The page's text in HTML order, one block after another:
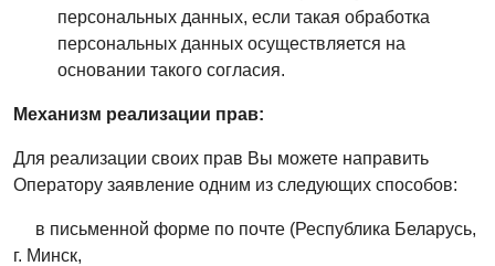
персональных данных, если такая обработка
персональных данных осуществляется на
основании такого согласия.
Механизм реализации прав:
Для реализации своих прав Вы можете направить
Оператору заявление одним из следующих способов:
в письменной форме по почте (Республика Беларусь,
г. Минск,